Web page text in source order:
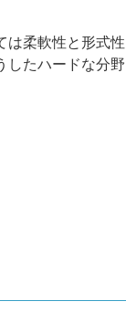
は柔軟性と形式性
したハードな分野